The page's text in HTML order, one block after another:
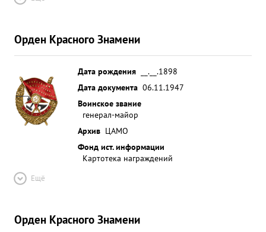
Орден Красного Знамени
Дата рождения
__.__.1898
Дата документа 06.11.1947
Воинское звание
генерал-майор
Архив ЦАМО
Фонд ист. информации
Картотека награждений
Ещё
Орден Красного Знамени